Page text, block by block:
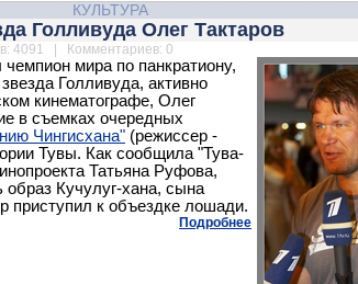
КУЛЬТУРА
Голливуда Олег Тактаров
4091 | Комментариев: 0
чемпион мира по панкратиону,
Голливуда, активно
кинематографе, Олег
в съемках очередных
Чингисхана" (режиссер -
Тувы. Как сообщила "Тува-
Татьяна Руфова,
образ Кучулуг-хана, сына
приступил к объездке лошади.
Подробнее